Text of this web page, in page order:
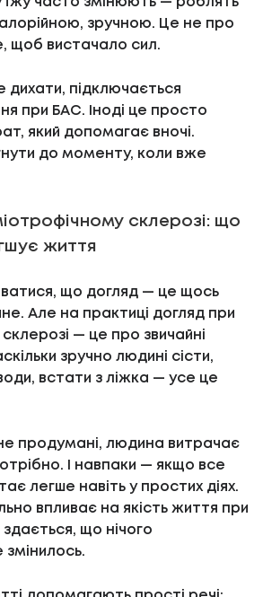
зручною. Це не про
щоб вистачало сил.
підключається
при БАС. Іноді це просто
який допомагає вночі.
до моменту, коли вже
склерозі: що
життя
що догляд — це щось
Але на практиці догляд при
— це про звичайні
зручно людині сісти,
встати з ліжка — усе це
не продумані, людина витрачає
І навпаки — якщо все
легше навіть у простих діях.
впливає на якість життя при
що нічого